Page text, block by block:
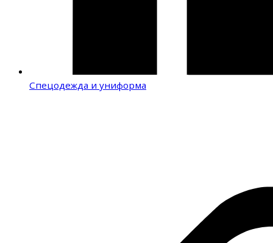
Спецодежда и униформа